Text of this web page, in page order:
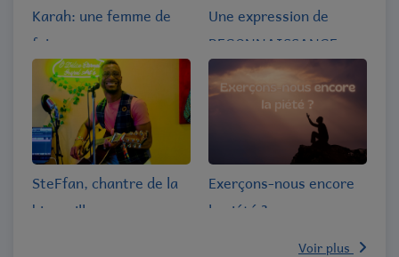
Karah: une femme de
foi
Une expression de
RECONNAISSANCE,
avec Pierre Cossa
SteFfan, chantre de la
bienveillance
Exerçons-nous encore
la piété ?
Voir plus